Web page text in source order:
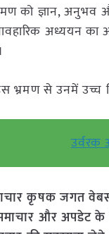
को ज्ञान,
अध्ययन
भ्रमण से उनमें उच्च
उर्वरक
कृषक जगत
और अपडेट